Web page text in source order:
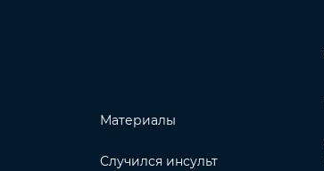
Материалы
Случился инсульт